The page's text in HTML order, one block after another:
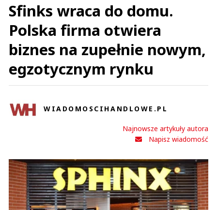
Sfinks wraca do domu.
Polska firma otwiera
biznes na zupełnie nowym,
egzotycznym rynku
WIADOMOSCIHANDLOWE.PL
Najnowsze artykuły autora
Napisz wiadomość